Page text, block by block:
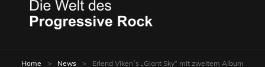
Home > News > Erlend Viken´s „Giant Sky“ mit zweitem Album